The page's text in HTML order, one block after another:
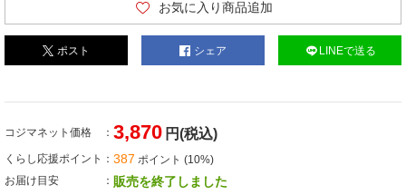
お気に入り商品追加
ポスト シェア LINEで送る
コジマネット価格 3,870 円(税込)
くらし応援ポイント 387 ポイント (10%)
お届け目安
販売を終了しました